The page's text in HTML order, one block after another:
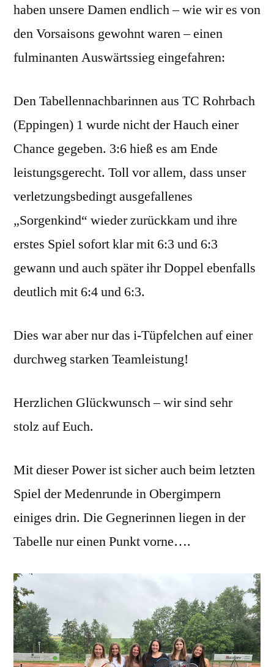
haben unsere Damen endlich – wie wir es von
den Vorsaisons gewohnt waren – einen
fulminanten Auswärtssieg eingefahren:
Den Tabellennachbarinnen aus TC Rohrbach
(Eppingen) 1 wurde nicht der Hauch einer
Chance gegeben. 3:6 hieß es am Ende
leistungsgerecht. Toll vor allem, dass unser
verletzungsbedingt ausgefallenes
„Sorgenkind“ wieder zurückkam und ihre
erstes Spiel sofort klar mit 6:3 und 6:3
gewann und auch später ihr Doppel ebenfalls
deutlich mit 6:4 und 6:3.
Dies war aber nur das i-Tüpfelchen auf einer
durchweg starken Teamleistung!
Herzlichen Glückwunsch – wir sind sehr
stolz auf Euch.
Mit dieser Power ist sicher auch beim letzten
Spiel der Medenrunde in Obergimpern
einiges drin. Die Gegnerinnen liegen in der
Tabelle nur einen Punkt vorne….